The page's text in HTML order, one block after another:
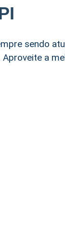
sendo
a